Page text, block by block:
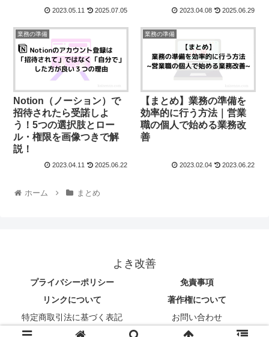
2023.05.11 2025.07.05 2023.04.08 2025.06.29
業務の準備
Notion（ノーション）で
招待されたら受諾しよ
う！5つの選択肢とロー
ル・権限を画像つきで解
説！
2023.04.11 2025.06.22
業務の準備
【まとめ】業務の準備を
効率的に行う方法｜営業
職の個人で始める業務改
善
2023.02.04 2023.06.22
ホーム まとめ
よき改善
プライバシーポリシー
免責事項
リンクについて
著作権について
特定商取引法に基づく表記
お問い合わせ